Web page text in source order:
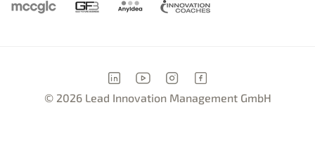
© 2026 Lead Innovation Management GmbH